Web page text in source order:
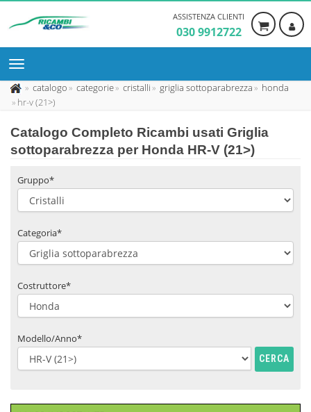
ASSISTENZA CLIENTI
030 9912722
catalogo categorie cristalli griglia sottoparabrezza
honda
hr-v (21>)
Catalogo Completo Ricambi usati Griglia
sottoparabrezza per Honda HR-V (21>)
Gruppo*
Categoria*
Costruttore*
Modello/Anno*
CERCA